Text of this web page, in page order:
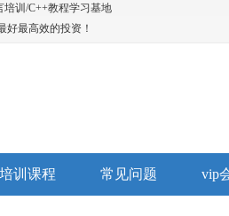
训/C++教程学习基地
最高效的投资！
培训课程 常见问题 vip